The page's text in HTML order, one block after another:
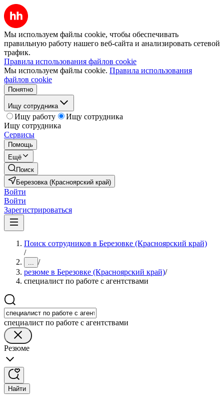
Мы используем файлы cookie, чтобы обеспечивать
правильную работу нашего веб-сайта и анализировать сетевой
трафик.
Правила использования файлов cookie
Мы используем файлы cookie. Правила использования
файлов cookie
Понятно
Ищу сотрудника
Ищу работу
Ищу сотрудника
Ищу сотрудника
Сервисы
Помощь
Ещё
Поиск
Березовка (Красноярский край)
Войти
Войти
Зарегистрироваться
Поиск сотрудников в Березовке (Красноярский край)
/
... /
резюме в Березовке (Красноярский край)/
специалист по работе с агентствами
специалист по работе с агентствами
Резюме
Найти